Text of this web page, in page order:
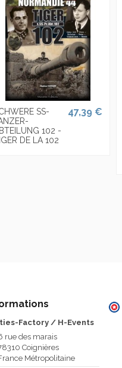
SS-
102 -
DE LA 102
47,39 €
Factory / H-Events
rue des marais
Coignières
Métropolitaine